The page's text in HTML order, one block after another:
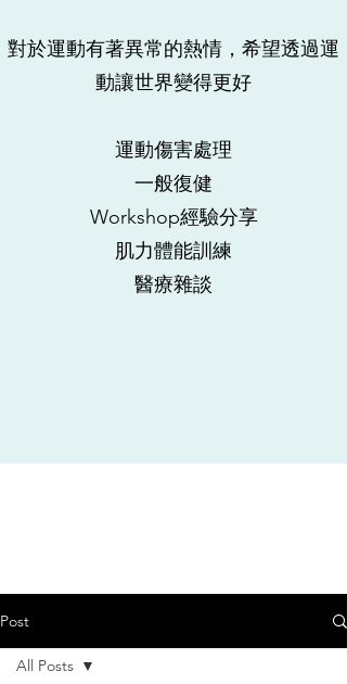
對於運動有著異常的熱情，希望透過運
動讓世界變得更好
運動傷害處理
​一般復健
Workshop經驗分享
肌力體能訓練
​醫療雜談
Post
All Posts